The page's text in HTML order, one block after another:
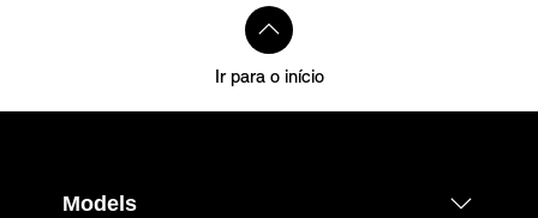
Ir para o início
Models